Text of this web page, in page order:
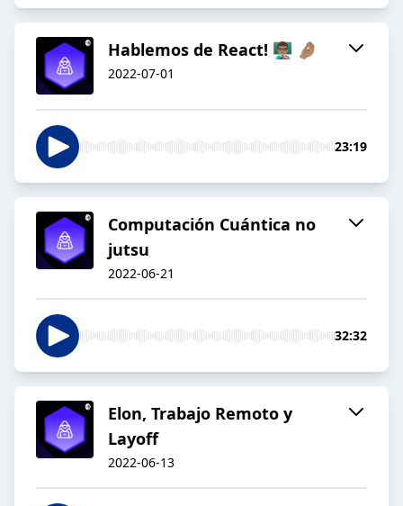
Hablemos de React! 👨🏽‍🏫 🤌🏽
2022-07-01
23:19
Computación Cuántica no
jutsu
2022-06-21
32:32
Elon, Trabajo Remoto y
Layoff
2022-06-13